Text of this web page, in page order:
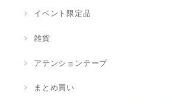
イベント限定品
雑貨
アテンションテープ
まとめ買い